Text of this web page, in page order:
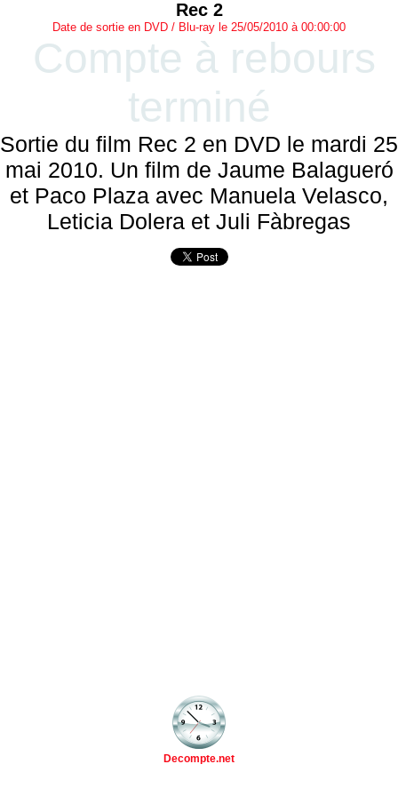
Rec 2
Date de sortie en DVD / Blu-ray le 25/05/2010 à 00:00:00
Compte à rebours
terminé
Sortie du film Rec 2 en DVD le mardi 25
mai 2010. Un film de Jaume Balagueró
et Paco Plaza avec Manuela Velasco,
Leticia Dolera et Juli Fàbregas
Decompte.net